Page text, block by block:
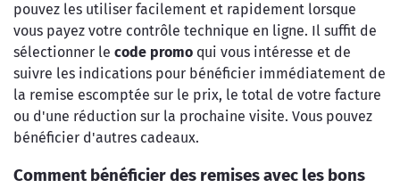
pouvez les utiliser facilement et rapidement lorsque
vous payez votre contrôle technique en ligne. Il suffit de
sélectionner le code promo qui vous intéresse et de
suivre les indications pour bénéficier immédiatement de
la remise escomptée sur le prix, le total de votre facture
ou d'une réduction sur la prochaine visite. Vous pouvez
bénéficier d'autres cadeaux.
Comment bénéficier des remises avec les bons